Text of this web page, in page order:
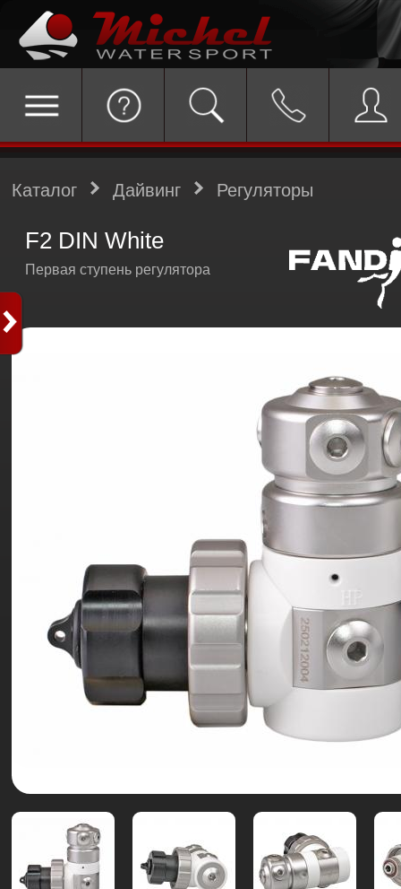
Каталог Дайвинг Регуляторы
F2 DIN White
Первая ступень регулятора